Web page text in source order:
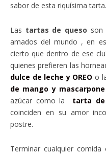
sabor de esta riquísima tarta.
Las tartas de queso son
amados del mundo , en
cierto que dentro de ese
quienes prefieren las
dulce de leche y OREO o
de mango y mascarpone
azúcar como la tarta de
coinciden en su amor
postre.
Terminar cualquier comida